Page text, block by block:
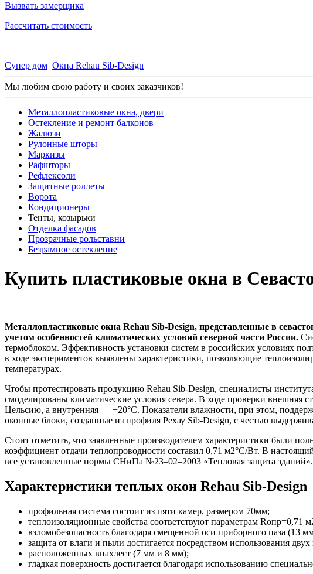
Вызвать замерщика
Рассчитать стоимость
Супер дом Окна Rehau Sib-Design
Мы любим свою работу и своих заказчиков!
Металлопластиковые окна, двери
Остекление и ремонт балконов
Жалюзи
Рулонные шторы
Маркизы
Рафшторы
Рефлексоли
Защитные роллеты
Ворота
Кондиционеры
Тенты, козырьки
Отделка фасадов
Прозрачные рольставни
Безрамное остекление
Купить пластиковые окна в
Металлопластиковые окна Rehau Sib-Design, представленные в
учетом особенностей климатических условий северной части России.
термоблоком. Эффективность установки систем в российских
в ходе экспериментов выявлены характеристики, позволяющие
температурах.
Чтобы протестировать продукцию Rehau Sib-Design, специалисты
смоделированы климатические условия севера. В ходе проверки внешняя
Цельсию, а внутренняя — +20°С. Показатели влажности, при этом,
оконные блоки, созданные из профиля Рехау Sib-Design, с честью
Стоит отметить, что заявленные производителем характеристики были
коэффициент отдачи теплопроводности составил 0,71 м2°C/Вт. В
все установленные нормы СНиПа №23–02–2003 «Тепловая защита зданий».
Характеристики теплых окон Rehau Sib-Design
профильная система состоит из пяти камер, размером 70мм;
теплоизоляционные свойства соответствуют параметрам Rопр=0,71
взломобезопасность благодаря смещенной оси приборного паза (13
защита от влаги и пыли достигается посредством использования двух
расположенных внахлест (7 мм и 8 мм);
гладкая поверхность достигается благодаря использованию